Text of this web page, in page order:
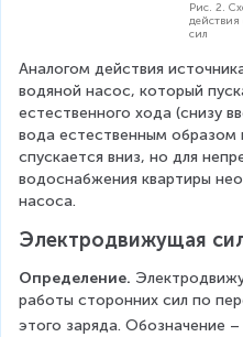
Рис. 2.
действия
сил
Аналогом действия
водяной насос, который
естественного хода (снизу
вода естественным
спускается вниз, но для
водоснабжения квартиры
насоса.
Электродвижущая
Определение.
работы сторонних сил по
этого заряда. Обозначение –